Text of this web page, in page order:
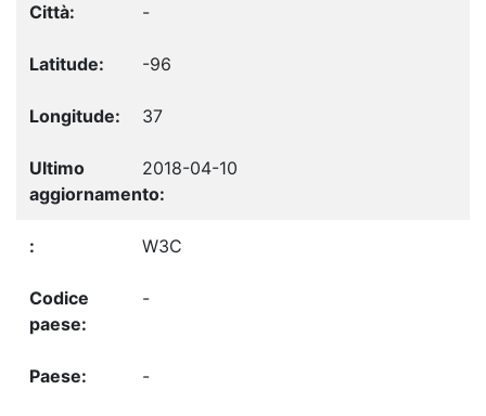
-
-96
37
2018-04-10
W3C
-
-